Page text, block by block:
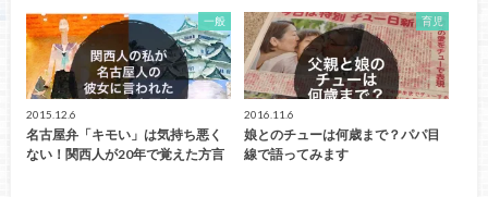
一般
2015.12.6
名古屋弁「キモい」は気持ち悪く
ない！関西人が20年で覚えた方言
育児
2016.11.6
娘とのチューは何歳まで？パパ目
線で語ってみます